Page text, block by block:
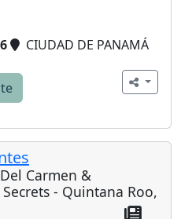
CIUDAD DE PANAMÁ
Carmen &
- Quintana Roo,